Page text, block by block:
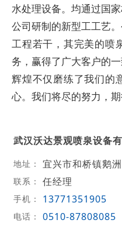
水处理设备。均通过国
公司研制的新型工工艺
工程若干，其完美的喷
务，赢得了广大客户的
辉煌不仅磨练了我们的
心。我们将尽的努力，
武汉沃达景观喷泉设备
地址： 宜兴市和桥镇鹅
联系： 任经理
手机： 13771351905
电话： 0510-87808085